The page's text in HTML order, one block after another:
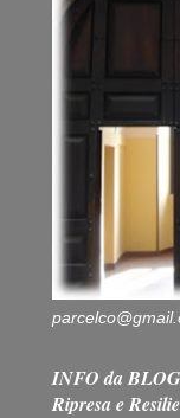
INFO da
Ripresa e